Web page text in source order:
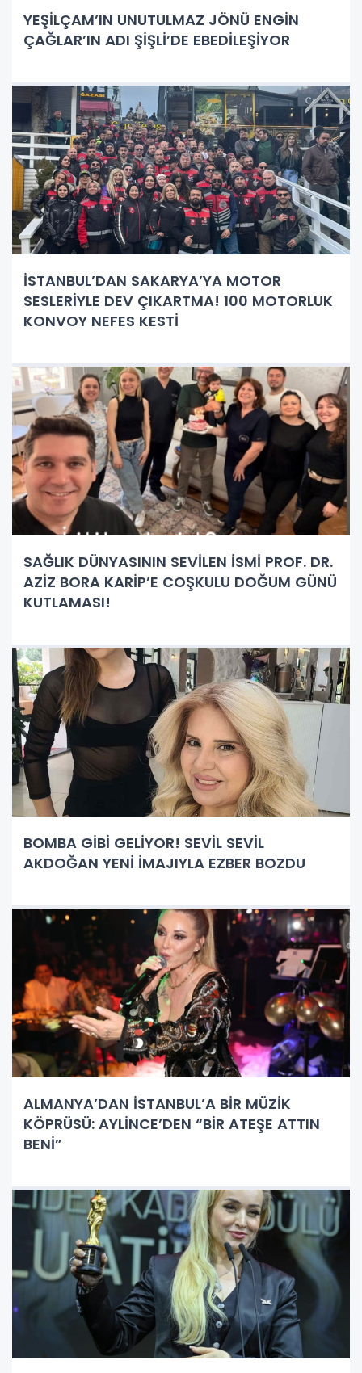
YEŞİLÇAM’IN UNUTULMAZ JÖNÜ ENGİN
ÇAĞLAR’IN ADI ŞİŞLİ’DE EBEDİLEŞİYOR
İSTANBUL’DAN SAKARYA’YA MOTOR
SESLERİYLE DEV ÇIKARTMA! 100 MOTORLUK
KONVOY NEFES KESTİ
SAĞLIK DÜNYASININ SEVİLEN İSMİ PROF. DR.
AZİZ BORA KARİP’E COŞKULU DOĞUM GÜNÜ
KUTLAMASI!
BOMBA GİBİ GELİYOR! SEVİL SEVİL
AKDOĞAN YENİ İMAJIYLA EZBER BOZDU
ALMANYA’DAN İSTANBUL’A BİR MÜZİK
KÖPRÜSÜ: AYLİNCE’DEN “BİR ATEŞE ATTIN
BENİ”